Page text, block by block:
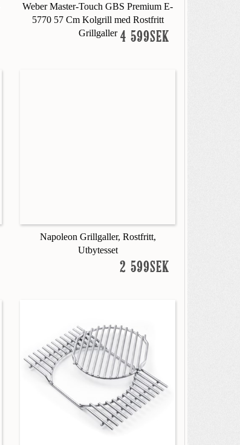
Weber Master-Touch GBS Premium E-
5770 57 Cm Kolgrill med Rostfritt
Grillgaller 4 599SEK
Napoleon Grillgaller, Rostfritt,
Utbytesset
2 599SEK